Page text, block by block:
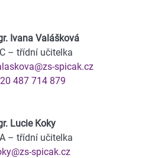
Ivana Valášková
– třídní učitelka
spicak.cz
487 714 879
Lucie Koky
– třídní učitelka
spicak.cz